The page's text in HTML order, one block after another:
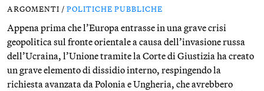
ARGOMENTI / POLITICHE PUBBLICHE
Appena prima che l’Europa entrasse in una grave crisi
geopolitica sul fronte orientale a causa dell’invasione russa
dell’Ucraina, l’Unione tramite la Corte di Giustizia ha creato
un grave elemento di dissidio interno, respingendo la
richiesta avanzata da Polonia e Ungheria, che avrebbero